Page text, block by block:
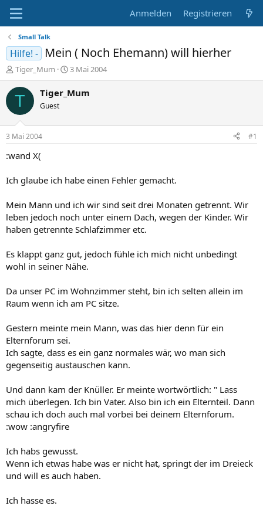
Anmelden Registrieren
Small Talk
Hilfe! - Mein ( Noch Ehemann) will hierher
E
r
s
t
l
e
r
Tiger_Mum
E
r
s
t
3 Mai 2004
T Tiger_Mum
Guest
3 Mai 2004 #1
:wand X(
Ich glaube ich habe einen Fehler gemacht.
Mein Mann und ich wir sind seit drei Monaten getrennt. Wir
leben jedoch noch unter einem Dach, wegen der Kinder. Wir
haben getrennte Schlafzimmer etc.
Es klappt ganz gut, jedoch fühle ich mich nicht unbedingt
wohl in seiner Nähe.
Da unser PC im Wohnzimmer steht, bin ich selten allein im
Raum wenn ich am PC sitze.
Gestern meinte mein Mann, was das hier denn für ein
Elternforum sei.
Ich sagte, dass es ein ganz normales wär, wo man sich
gegenseitig austauschen kann.
Und dann kam der Knüller. Er meinte wortwörtlich: " Lass
mich überlegen. Ich bin Vater. Also bin ich ein Elternteil. Dann
schau ich doch auch mal vorbei bei deinem Elternforum.
:wow :angryfire
Ich habs gewusst.
Wenn ich etwas habe was er nicht hat, springt der im Dreieck
und will es auch haben.
Ich hasse es.